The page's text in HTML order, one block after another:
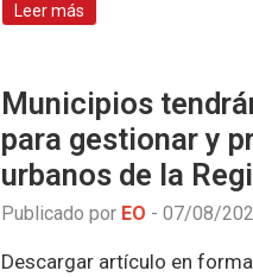
Leer más
Municipios
para gestionar y
urbanos de la
Publicado por EO - 07/08/
Descargar artículo en